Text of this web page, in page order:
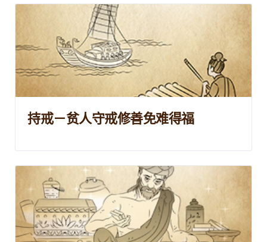
持戒－贫人守戒修善免难得福